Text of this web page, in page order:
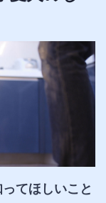
てほしいこと